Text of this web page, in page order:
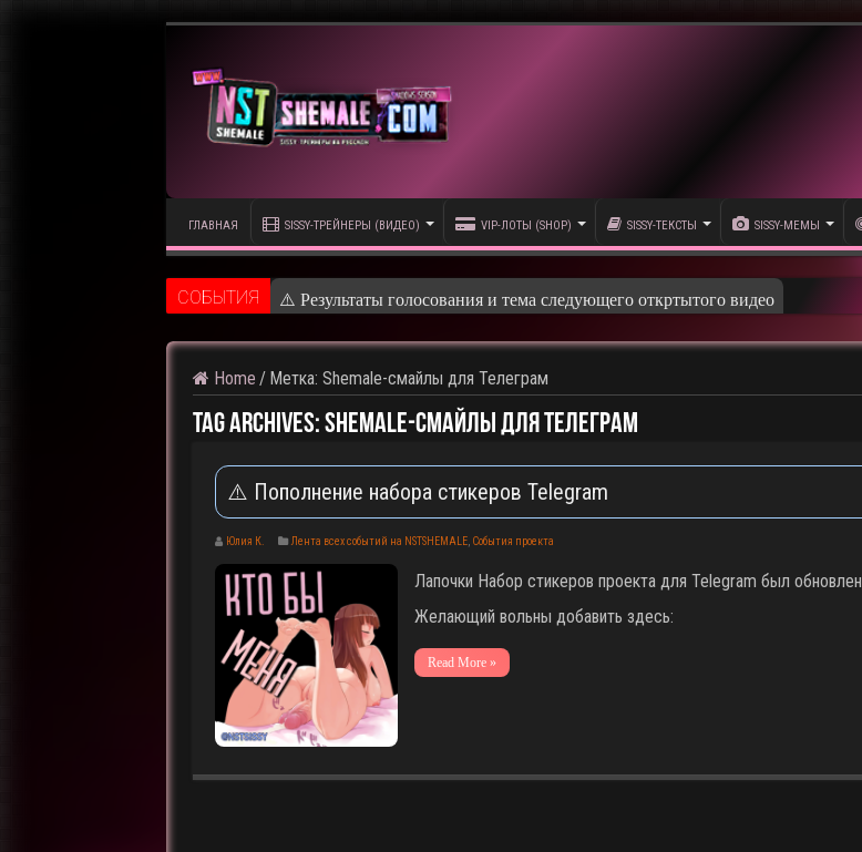
ГЛАВНАЯ SISSY-ТРЕЙНЕРЫ (ВИДЕО) VIP-ЛОТЫ (SHOP) SISSY-ТЕКСТЫ SISSY-МЕМЫ
CОБЫТИЯ ⚠️ Результаты голосования и тема следующего откртытого видео
Home / Метка: Shemale-смайлы для Телеграм
Tag Archives:Shemale-смайлы для Телеграм
⚠️ Пополнение набора стикеров Telegram
Юлия К. Лента всех событий на NSTSHEMALE, События проекта
Лапочки Набор стикеров проекта для Telegram был обновлен.
Желающий вольны добавить здесь:
Read More »